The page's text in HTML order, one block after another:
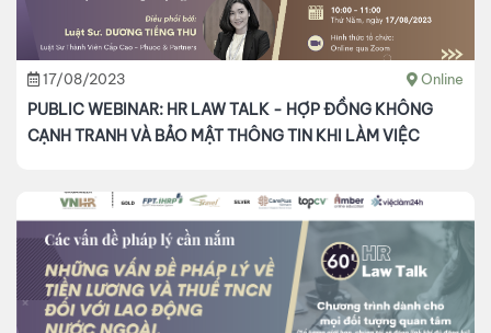
17/08/2023 Online
PUBLIC WEBINAR: HR LAW TALK - HỢP ĐỒNG KHÔNG
CẠNH TRANH VÀ BẢO MẬT THÔNG TIN KHI LÀM VIỆC